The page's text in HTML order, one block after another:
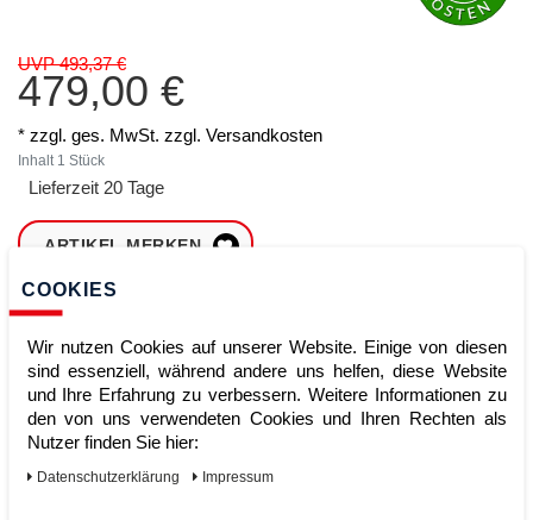
UVP 493,37 €
479,00 €
* zzgl. ges. MwSt. zzgl. Versandkosten
Inhalt 1 Stück
Lieferzeit 20 Tage
ARTIKEL MERKEN
Sofort lieferbar
COOKIES
Wir nutzen Cookies auf unserer Website. Einige von diesen
sind essenziell, während andere uns helfen, diese Website
und Ihre Erfahrung zu verbessern. Weitere Informationen zu
den von uns verwendeten Cookies und Ihren Rechten als
Nutzer finden Sie hier:
Daten­schutz­erklärung Impressum